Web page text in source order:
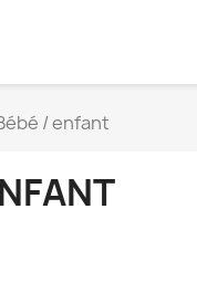
/ enfant